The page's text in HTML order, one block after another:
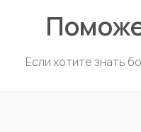
Если хотите знать